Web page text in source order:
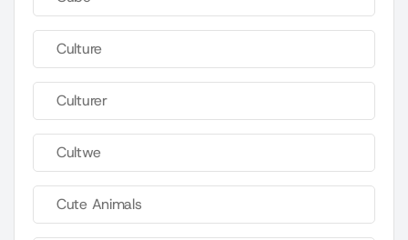
Culture
Culturer
Cultwe
Cute Animals